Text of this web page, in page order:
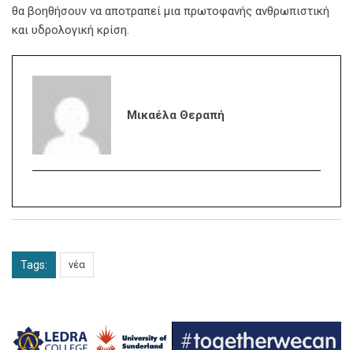
θα βοηθήσουν να αποτραπεί μια πρωτοφανής ανθρωπιστική
και υδρολογική κρίση.
Μικαέλα Θεραπή
Tags: νέα